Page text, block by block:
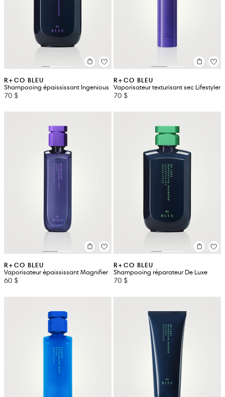
R+CO BLEU
Shampooing épaississant Ingenious
70 $
R+CO BLEU
Vaporisateur texturisant sec Lifestyler
70 $
R+CO BLEU
Vaporisateur épaississant Magnifier
60 $
R+CO BLEU
Shampooing réparateur De Luxe
70 $